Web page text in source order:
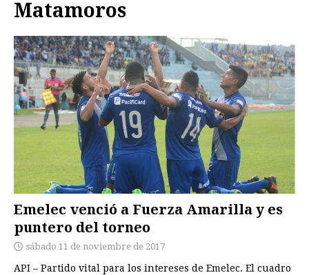
Matamoros
Emelec venció a Fuerza Amarilla y es
puntero del torneo
sábado 11 de noviembre de 2017
API – Partido vital para los intereses de Emelec. El cuadro